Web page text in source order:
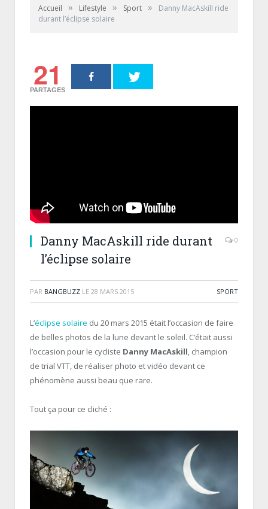
Accueil » Lifestyle » Sport »
Danny MacAskill ride
durant l’éclipse solaire
21
PARTAGES
Danny MacAskill ride durant
l’éclipse solaire
0
PAR BANGBUZZ LE 28 MARS 2015 SPORT
L’éclipse solaire du 20 mars 2015 était l’occasion de faire
de belles photos de la lune devant le soleil. C’était aussi
l’occasion pour le cycliste Danny MacAskill, champion
de trial VTT, de réaliser photo et vidéo devant ce
phénomène aussi beau que rare.
Tout ça pour ce cliché :